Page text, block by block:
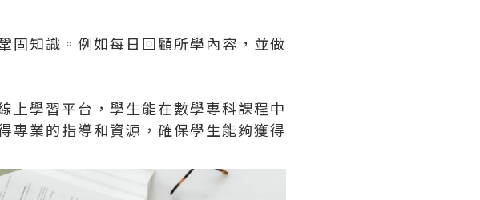
固知識。例如每日回顧所學內容，並做
上學習平台，學生能在數學專科課程中
專業的指導和資源，確保學生能夠獲得